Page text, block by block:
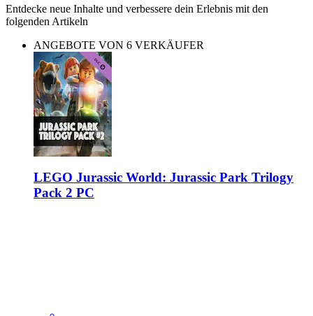
Entdecke neue Inhalte und verbessere dein Erlebnis mit den
folgenden Artikeln
ANGEBOTE VON 6 VERKÄUFER
LEGO Jurassic World: Jurassic Park Trilogy
Pack 2 PC